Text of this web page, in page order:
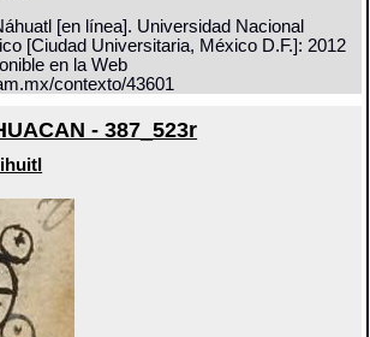
[en línea]. Universidad Nacional
[Ciudad Universitaria, México D.F.]: 2012
en la Web
contexto/43601
- 387_523r